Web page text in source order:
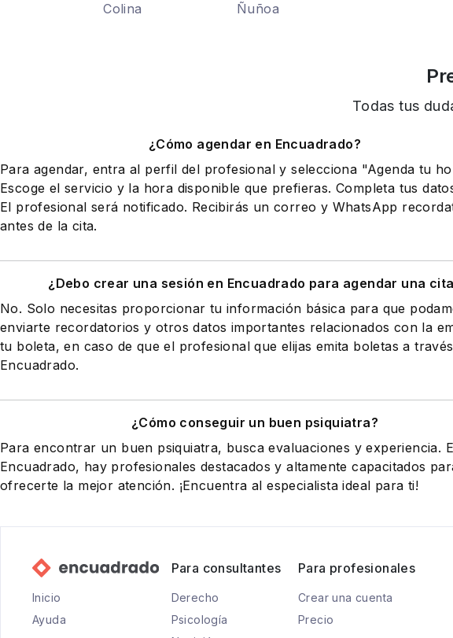
Colina
Ñuñoa
Todas tus
¿Cómo agendar en Encuadrado?
Para agendar, entra al perfil del profesional y selecciona "Agenda tu
Escoge el servicio y la hora disponible que prefieras. Completa tus
El profesional será notificado. Recibirás un correo y WhatsApp
antes de la cita.
¿Debo crear una sesión en Encuadrado para agendar una
No. Solo necesitas proporcionar tu información básica para que
enviarte recordatorios y otros datos importantes relacionados con la
tu boleta, en caso de que el profesional que elijas emita boletas a
Encuadrado.
¿Cómo conseguir un buen psiquiatra?
Para encontrar un buen psiquiatra, busca evaluaciones y experiencia.
Encuadrado, hay profesionales destacados y altamente capacitados
ofrecerte la mejor atención. ¡Encuentra al especialista ideal para ti!
Inicio
Ayuda
Para consultantes
Derecho
Psicología
Para profesionales
Crear una cuenta
Precio